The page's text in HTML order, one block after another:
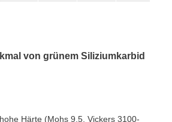
von grünem Siliziumkarbid
Härte (Mohs 9,5, Vickers 3100-